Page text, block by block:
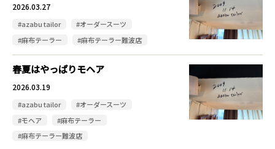
2026.03.27
#azabu tailor
#オーダースーツ
#麻布テーラー
#麻布テーラー難波店
春夏はやっぱりモヘア
2026.03.19
#azabu tailor
#オーダースーツ
#モヘア
#麻布テーラー
#麻布テーラー難波店